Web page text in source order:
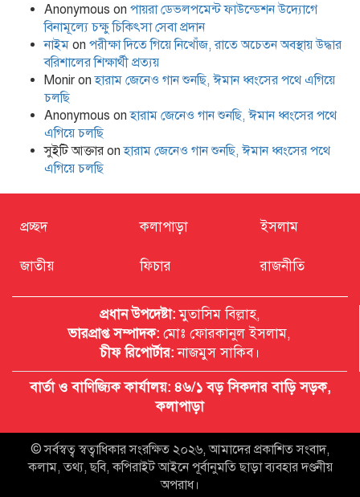
Anonymous on পায়রা ডেভলপমেন্ট ফাউন্ডেশন উদ্যোগে
বিনামূল্যে চক্ষু চিকিৎসা সেবা প্রদান
নাইম on পরীক্ষা দিতে গিয়ে নিখোঁজ, রাতে অচেতন অবস্থায় উদ্ধার
বরিশালের শিক্ষার্থী প্রত্যয়
Monir onহারাম জেনেও গান শুনছি, ঈমান ধ্বংসের পথে এগিয়ে
চলছি
Anonymous onহারাম জেনেও গান শুনছি, ঈমান ধ্বংসের পথে
এগিয়ে চলছি
সুইটি আক্তার onহারাম জেনেও গান শুনছি, ঈমান ধ্বংসের পথে
এগিয়ে চলছি
প্রচ্ছদ কলাপাড়া ইসলাম
জাতীয় ফিচার রাজনীতি
প্রধান উপদেষ্টা:মুতাসিম বিল্লাহ,
ভারপ্রাপ্ত সম্পাদক: মোঃ ফোরকানুল ইসলাম,
চীফ রিপোর্টার:নাজমুস সাকিব।
বার্তা ও বাণিজ্যিক কার্যালয়: ৪৬/১ বড় সিকদার বাড়ি সড়ক,
কলাপাড়া
© সর্বস্বত্ব স্বত্বাধিকার সংরক্ষিত ২০২৬, আমাদের প্রকাশিত সংবাদ,
কলাম, তথ্য, ছবি, কপিরাইট আইনে পূর্বানুমতি ছাড়া ব্যবহার দণ্ডনীয়
অপরাধ।